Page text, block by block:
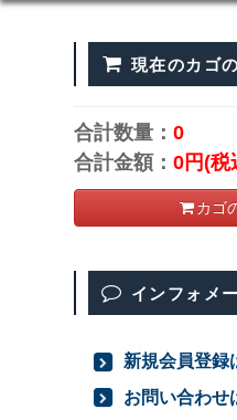
現在のカゴ
合計数量：0
合計金額：0円(税
カゴ
インフォメ
新規会員登録
お問い合わせ